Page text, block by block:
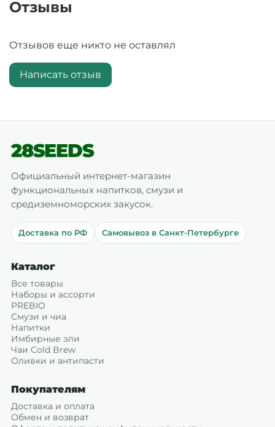
Отзывы
Отзывов еще никто не оставлял
Написать отзыв
28SEEDS
Официальный интернет-магазин
функциональных напитков, смузи и
средиземноморских закусок.
Доставка по РФ Самовывоз в Санкт-Петербурге
Каталог
Все товары
Наборы и ассорти
PREBIO
Смузи и чиа
Напитки
Имбирные эли
Чаи Cold Brew
Оливки и антипасти
Покупателям
Доставка и оплата
Обмен и возврат